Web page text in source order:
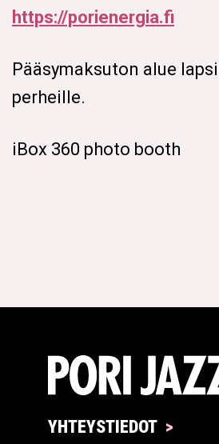
https://porienergia.fi
Pääsymaksuton alue
perheille.
iBox 360 photo booth
YHTEYSTIEDOT